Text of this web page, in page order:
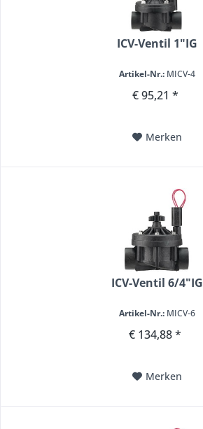
ICV-Ventil 1"IG
Artikel-Nr.:MICV-4
€ 95,21 *
Merken
ICV-Ventil 6/4"IG
Artikel-Nr.:MICV-6
€ 134,88 *
Merken